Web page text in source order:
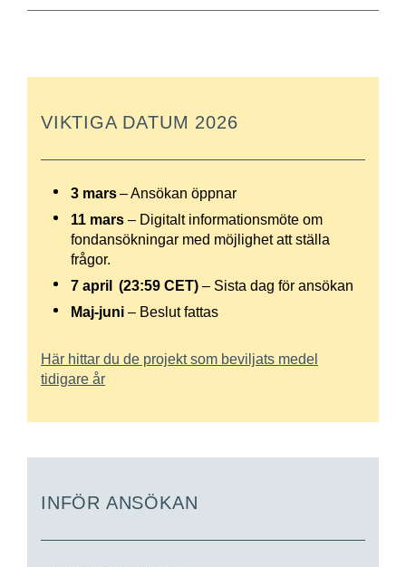
VIKTIGA DATUM 2026
3 mars– Ansökan öppnar
11 mars – Digitalt informationsmöte om
fondansökningar ­­med möjlighet att ställa
frågor.
7 april
(23:59 CET) – Sista dag för ansökan
Maj-juni– Beslut fattas
Här hittar du de projekt som beviljats medel
tidigare år
INFÖR ANSÖKAN